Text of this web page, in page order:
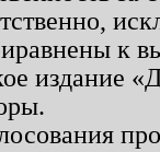
к
издание